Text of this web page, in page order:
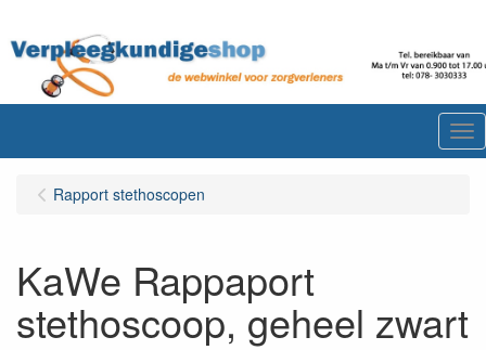
Rapport stethoscopen
KaWe Rappaport
stethoscoop, geheel zwart